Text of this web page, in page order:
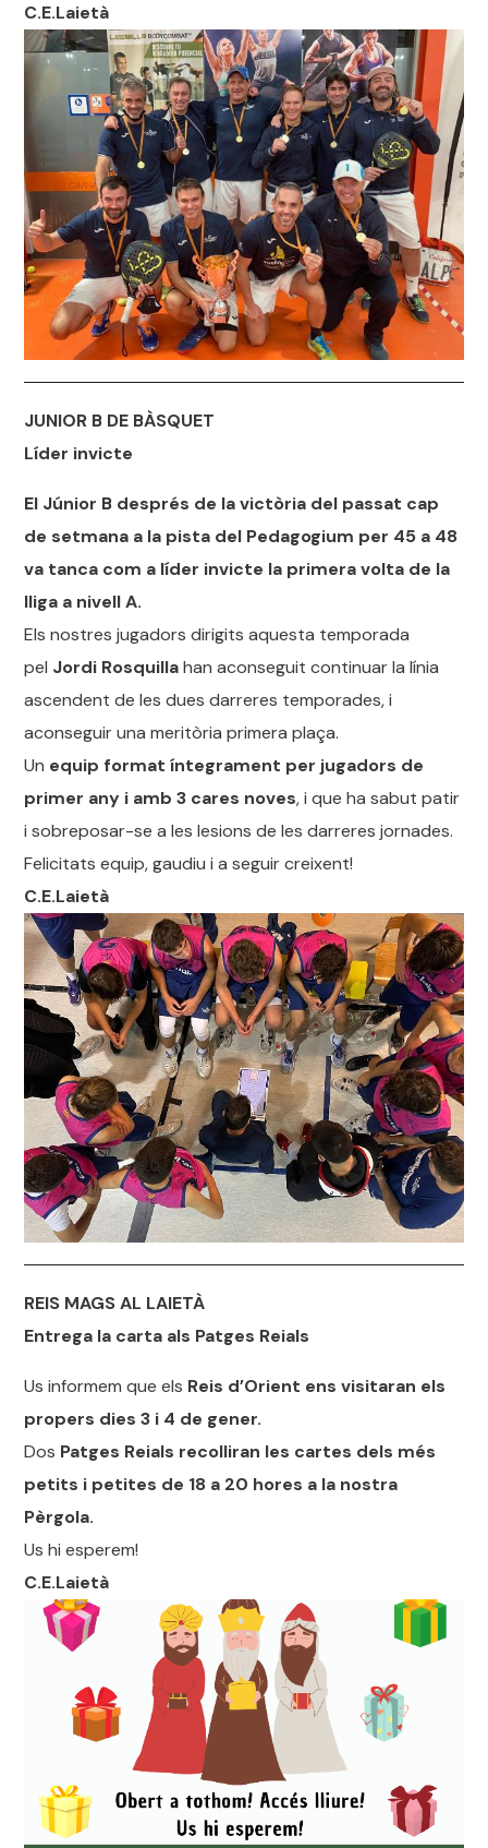
C.E.Laietà
JUNIOR B DE BÀSQUET
Líder invicte
El Júnior B després de la victòria del passat cap
de setmana a la pista del Pedagogium per 45 a 48
va tanca com a líder invicte la primera volta de la
lliga a nivell A.
Els nostres jugadors dirigits aquesta temporada
pel Jordi Rosquillahan aconseguit continuar la línia
ascendent de les dues darreres temporades, i
aconseguir una meritòria primera plaça.
Un equip format íntegrament per jugadors de
primer any i amb 3 cares noves, i que ha sabut patir
i sobreposar-se a les lesions de les darreres jornades.
Felicitats equip, gaudiu i a seguir creixent!
C.E.Laietà
REIS MAGS AL LAIETÀ
Entrega la carta als Patges Reials
Us informem que els Reis d’Orient ens visitaran els
propers dies 3 i 4 de gener.
Dos Patges Reials recolliran les cartes dels més
petits i petites de 18 a 20 hores a la nostra
Pèrgola.
Us hi esperem!
C.E.Laietà